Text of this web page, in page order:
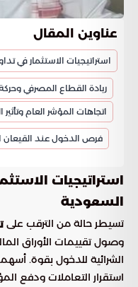
عناوين المقال
استراتيجيات الاستثمار في
ريادة القطاع المصرفي
اتجاهات المؤشر العام وتأثير
فرص الدخول عند القيعان
استراتيجيات
السعودية
تسيطر حالة من الترقب على
وصول تقييمات الأوراق
الشرائية للدخول بقوة.
استقرار التعاملات ودفع